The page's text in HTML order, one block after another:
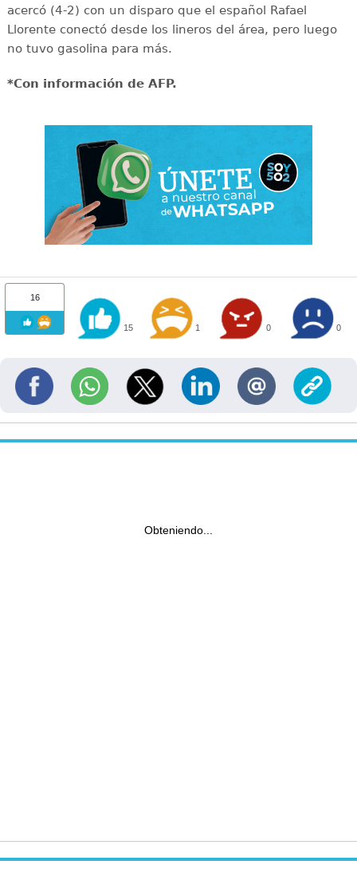
acercó (4-2) con un disparo que el español Rafael
Llorente conectó desde los lineros del área, pero luego
no tuvo gasolina para más.
*Con información de AFP.
16
15 1 0 0
Obteniendo...